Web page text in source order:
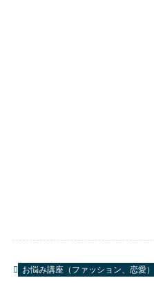
お悩み講座（ファッション、恋愛）